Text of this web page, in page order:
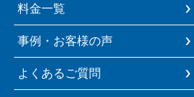
料金一覧
事例・お客様の声
よくあるご質問